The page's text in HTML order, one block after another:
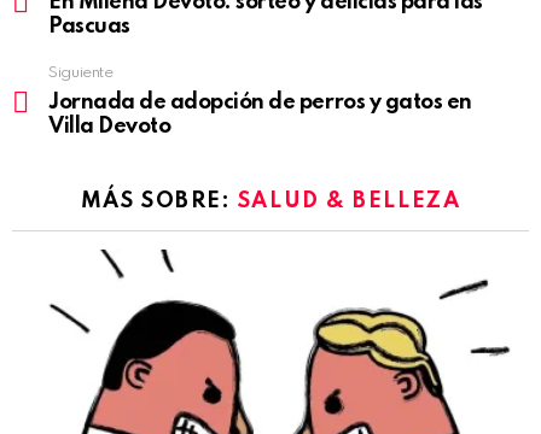
morePascuas
Siguiente
Jornada de adopción de perros y gatos en
Villa Devoto
MÁS SOBRE: SALUD & BELLEZA